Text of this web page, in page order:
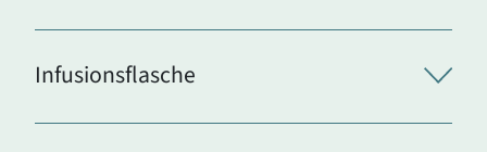
Infusionsflasche